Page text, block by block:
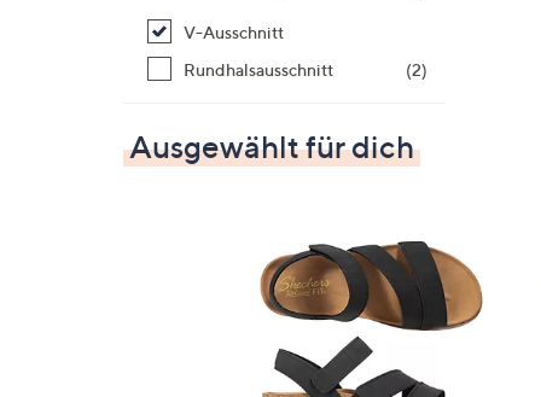
V-Ausschnitt
Rundhalsausschnitt
(2)
Ausgewählt für dich